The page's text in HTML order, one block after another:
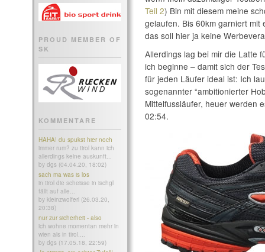
PROUD MEMBER OF
SK
KOMMENTARE
HAHA! du spukst hier noch
immer rum? zu tirol kann ich
allerdings keine auskunft...
by dgs (04.04.20, 18:02)
sach ma was is los
in tirol die scheisse in ischgl
fällt auf alle...
by kleinzwolferl (26.03.20,
20:38)
nur zur sicherheit - also
ich wohne momentan mehr in
wien als in tirol....
by dgs (17.05.18, 22:59)
Teil 2) Bin mit diesem meine
gelaufen. Bis 60km garniert mit
das soll hier ja keine
Allerdings lag bei mir die Latte
ich beginne – damit sich der
für jeden Läufer ideal ist: Ich
sogenannter “ambitionierter
Mittelfussläufer, heuer werden
02:54.